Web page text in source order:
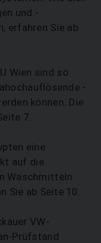
und
erfahren Sie ab
Wien sind so
können. Die
7.
eine
auf die
Waschmitteln
Sie ab Seite 10.
VW-
Prüfstand